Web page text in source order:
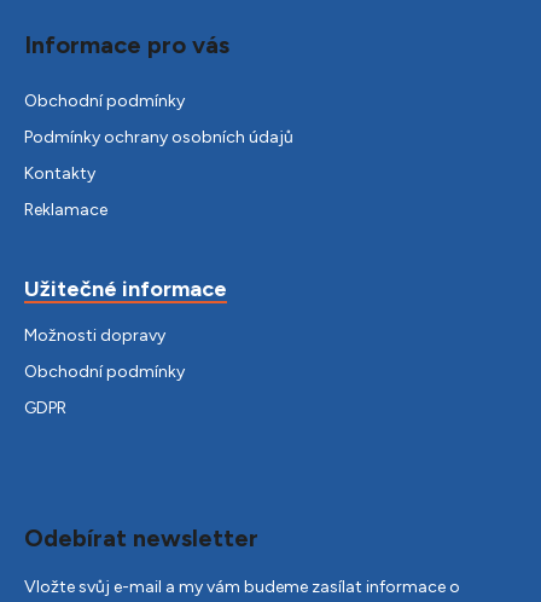
Informace pro vás
Obchodní podmínky
Podmínky ochrany osobních údajů
Kontakty
Reklamace
Užitečné informace
Možnosti dopravy
Obchodní podmínky
GDPR
Odebírat newsletter
Vložte svůj e-mail a my vám budeme zasílat informace o